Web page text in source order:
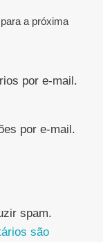
a próxima
por e-mail.
por e-mail.
spam.
são